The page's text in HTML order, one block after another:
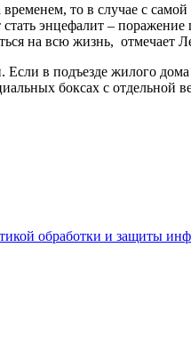
то в случае с
энцефалит –
на всю жизнь, отмечает
Если в подъезде жилого
боксах с отдельной
обработки и защиты